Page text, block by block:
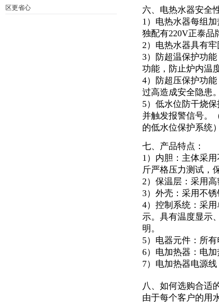
区更省心
六、电热水器安全
1）电热水器每组
独配有220V正泰品
2）电热水器具有
3）防超温保护功
功能，防止炉内温
4）防超压保护功
过高造成安全隐患
5）低水位防干烧
并触发报警信号。
的低水位保护系统
七、产品特点：
1）内胆：主体采
斤严格压力测试，
2）保温层：采用
3）外壳：采用不
4）控制系统：采
示。具有温度显示
明。
5）电器元件：所
6）电加热器：电
7）电加热器电源
八、如何选购合适
由于每个客户的用